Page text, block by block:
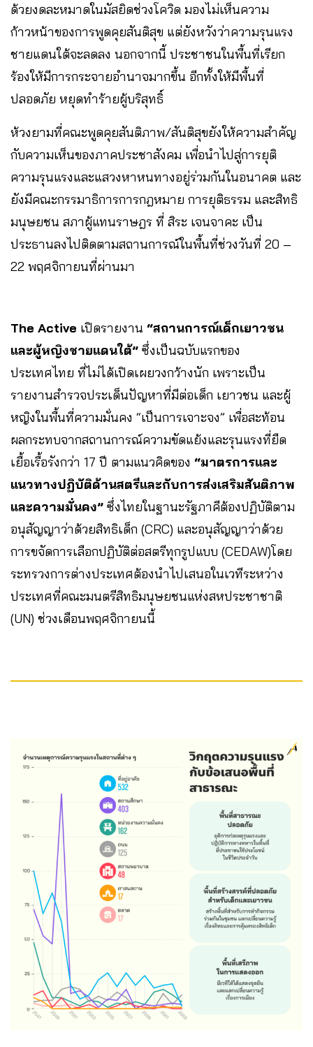
ด้วยงดละหมาดในมัสยิดช่วงโควิด มองไม่เห็นความ
ก้าวหน้าของการพูดคุยสันติสุข แต่ยังหวังว่าความรุนแรง
ชายแดนใต้จะลดลง นอกจากนี้ ประชาชนในพื้นที่เรียก
ร้องให้มีการกระจายอำนาจมากขึ้น อีกทั้งให้มีพื้นที่
ปลอดภัย หยุดทำร้ายผู้บริสุทธิ์
ห้วงยามที่คณะพูดคุยสันติภาพ/สันติสุขยังให้ความสำคัญ
กับความเห็นของภาคประชาสังคม เพื่อนำไปสู่การยุติ
ความรุนแรงและแสวงหาหนทางอยู่ร่วมกันในอนาคต และ
ยังมีคณะกรรมาธิการการกฎหมาย การยุติธรรม และสิทธิ
มนุษยชน สภาผู้แทนราษฎร ที่ สิระ เจนจาคะ เป็น
ประธานลงไปติดตามสถานการณ์ในพื้นที่ช่วงวันที่ 20 –
22 พฤศจิกายนที่ผ่านมา
The Active เปิดรายงาน “สถานการณ์เด็กเยาวชน
และผู้หญิงชายแดนใต้” ซึ่งเป็นฉบับแรกของ
ประเทศไทย ที่ไม่ได้เปิดเผยวงกว้างนัก เพราะเป็น
รายงานสำรวจประเด็นปัญหาที่มีต่อเด็ก เยาวชน และผู้
หญิงในพื้นที่ความมั่นคง “เป็นการเจาะจง” เพื่อสะท้อน
ผลกระทบจากสถานการณ์ความขัดแย้งและรุนแรงที่ยืด
เยื้อเรื้อรังกว่า 17 ปี ตามแนวคิดของ “มาตรการและ
แนวทางปฏิบัติด้านสตรีและกับการส่งเสริมสันติภาพ
และความมั่นคง” ซึ่งไทยในฐานะรัฐภาคีต้องปฏิบัติตาม
อนุสัญญาว่าด้วยสิทธิเด็ก (CRC) และอนุสัญญาว่าด้วย
การขจัดการเลือกปฏิบัติต่อสตรีทุกรูปแบบ (CEDAW)โดย
ระทรวงการต่างประเทศต้องนำไปเสนอในเวทีระหว่าง
ประเทศที่คณะมนตรีสิทธิมนุษยชนแห่งสหประชาชาติ
(UN) ช่วงเดือนพฤศจิกายนนี้